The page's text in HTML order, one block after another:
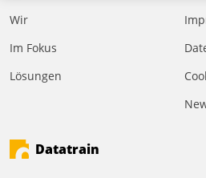
profitieren: Die nahtlose
Integration der Lösungen
Datatrain ermöglicht
Mieterbefragungen – eine
starke Grundlage für
Wir
Im Fokus
Lösungen
Datatrain